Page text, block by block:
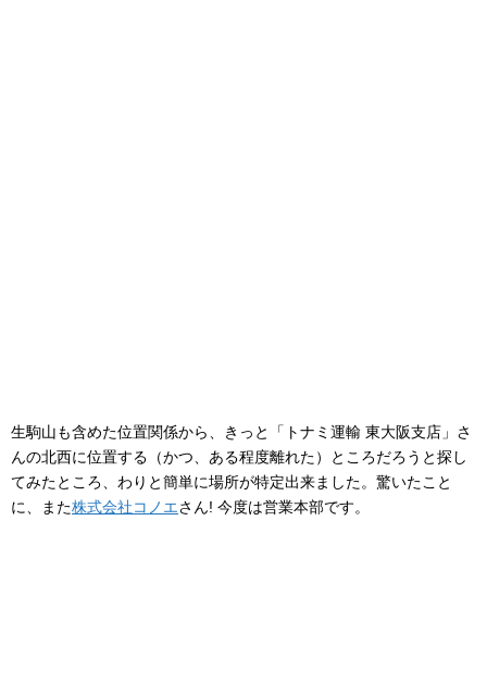
生駒山も含めた位置関係から、きっと「トナミ運輸 東大阪支店」さ
んの北西に位置する（かつ、ある程度離れた）ところだろうと探し
てみたところ、わりと簡単に場所が特定出来ました。驚いたこと
に、また株式会社コノエさん! 今度は営業本部です。